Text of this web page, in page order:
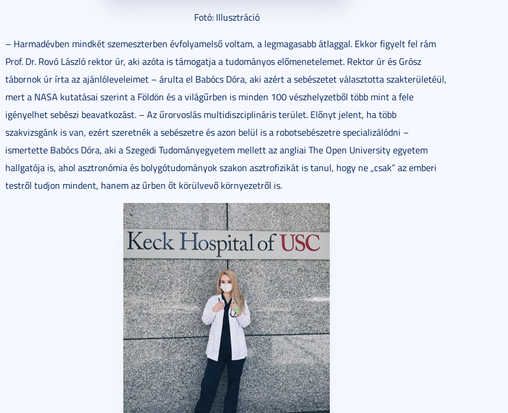
Fotó: Illusztráció
– Harmadévben mindkét szemeszterben évfolyamelső voltam, a legmagasabb átlaggal. Ekkor figyelt fel rám
Prof. Dr. Rovó László rektor úr, aki azóta is támogatja a tudományos előmenetelemet. Rektor úr és Grósz
tábornok úr írta az ajánlóleveleimet – árulta el Babócs Dóra, aki azért a sebészetet választotta szakterületéül,
mert a NASA kutatásai szerint a Földön és a világűrben is minden 100 vészhelyzetből több mint a fele
igényelhet sebészi beavatkozást. – Az űrorvoslás multidiszciplináris terület. Előnyt jelent, ha több
szakvizsgánk is van, ezért szeretnék a sebészetre és azon belül is a robotsebészetre specializálódni –
ismertette Babócs Dóra, aki a Szegedi Tudományegyetem mellett az angliai The Open University egyetem
hallgatója is, ahol asztronómia és bolygótudományok szakon asztrofizikát is tanul, hogy ne „csak” az emberi
testről tudjon mindent, hanem az űrben őt körülvevő környezetről is.